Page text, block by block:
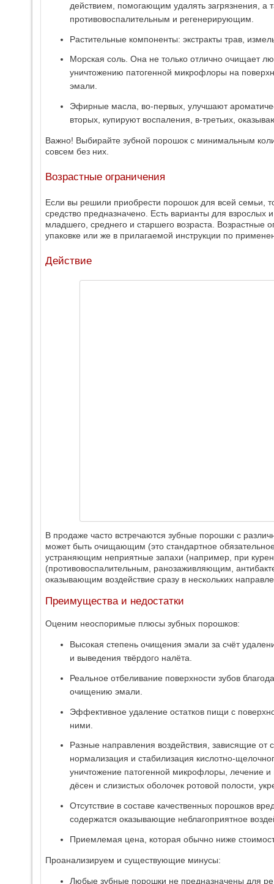
действием, помогающим удалять загрязнения, а
противовоспалительным и регенерирующим.
Растительные компоненты: экстракты трав,
Морская соль. Она не только отлично очищает
уничтожению патогенной микрофлоры на
эмали.
Эфирные масла, во-первых, улучшают
вторых, купируют воспаления, в-третьих,
Важно! Выбирайте зубной порошок с минимальным
совсем без них.
Возрастные ограничения
Если вы решили приобрести порошок для всей семьи,
средство предназначено. Есть варианты для
младшего, среднего и старшего возраста. Возрастные
упаковке или же в прилагаемой инструкции по
Действие
В продаже часто встречаются зубные порошки с
может быть очищающим (это стандартное
устраняющим неприятные запахи (например, при
(противовоспалительным, ранозаживляющим,
оказывающим воздействие сразу в нескольких
Преимущества и недостатки
Оценим неоспоримые плюсы зубных порошков:
Высокая степень очищения эмали за счёт
и выведения твёрдого налёта.
Реальное отбеливание поверхности зубов
очищению эмали.
Эффективное удаление остатков пищи с
ними.
Разные направления воздействия, зависящие от
нормализация и стабилизация кислотно-
уничтожение патогенной микрофлоры, лечение и
дёсен и слизистых оболочек ротовой полости,
Отсутствие в составе качественных порошков
содержатся оказывающие неблагоприятное
Приемлемая цена, которая обычно ниже
Проанализируем и существующие минусы:
Любые зубные порошки не предназначены для